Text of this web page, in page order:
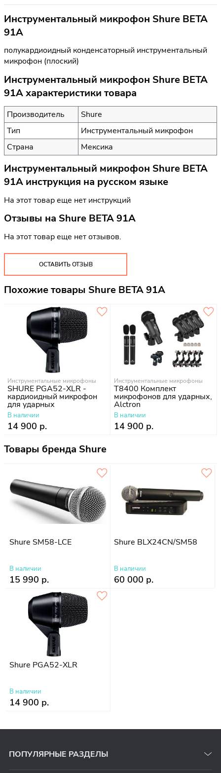
Инструментальный микрофон Shure BETA
91A
полукардиоидный конденсаторный инструментальный
микрофон (плоский)
Инструментальный микрофон Shure BETA
91A характеристики товара
Производитель
Shure
Тип
Инструментальный микрофон
Страна
Мексика
Инструментальный микрофон Shure BETA
91A инструкция на русском языке
На этот товар еще нет инструкций
Отзывы на Shure BETA 91A
На этот товар еще нет отзывов.
ОСТАВИТЬ ОТЗЫВ
Похожие товары Shure BETA 91A
Инструментальные микрофоны
SHURE PGA52-XLR -
кардиоидный микрофон
для ударных
В наличии
14 900 р.
Инструментальные микрофоны
T8400 Комплект
микрофонов для ударных,
Alctron
В наличии
14 900 р.
Товары бренда Shure
Shure SM58-LCE
В наличии
15 990 р.
Shure BLX24CN/SM58
В наличии
60 000 р.
Shure PGA52-XLR
В наличии
14 900 р.
ПОПУЛЯРНЫЕ РАЗДЕЛЫ